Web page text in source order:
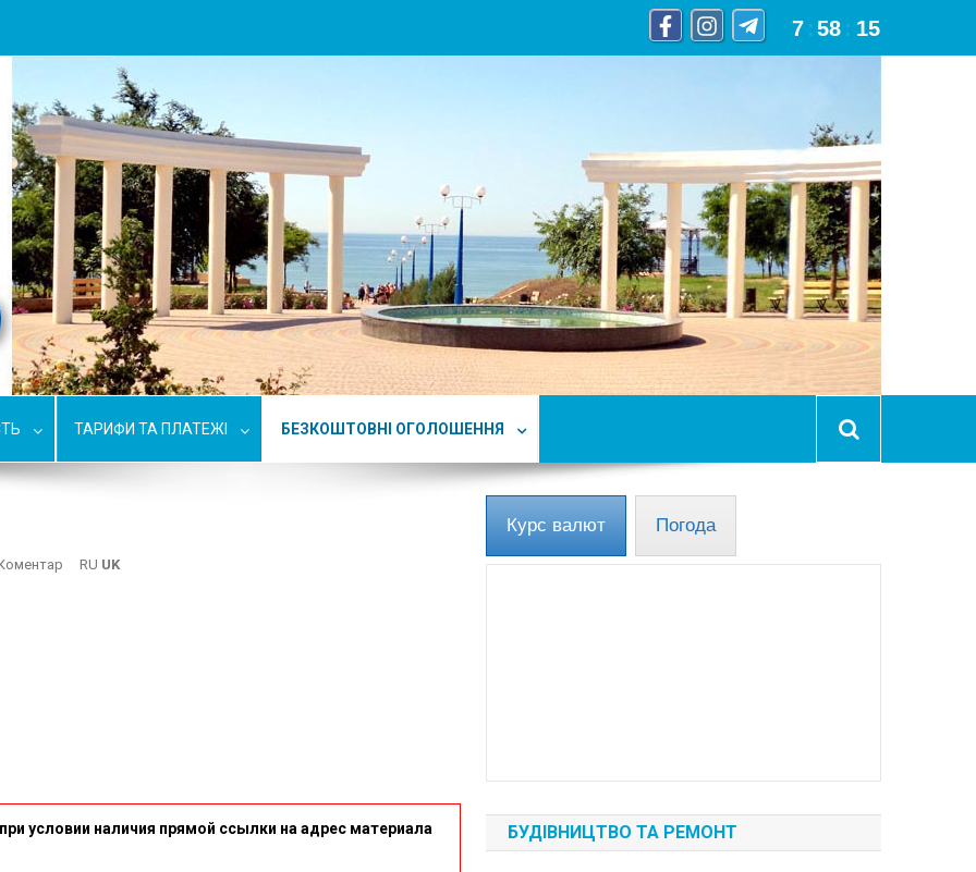
7 : 58 : 16
ТАРИФИ ТА ПЛАТЕЖІ БЕЗКОШТОВНІ ОГОЛОШЕННЯ
RU UK
условии наличия прямой ссылки на адрес материала
Курс валют Погода
БУДІВНИЦТВО ТА РЕМОНТ